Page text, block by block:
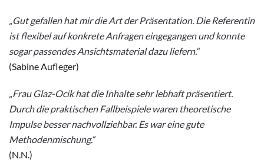
„Gut gefallen hat mir die Art der Präsentation. Die Referentin
ist flexibel auf konkrete Anfragen eingegangen und konnte
sogar passendes Ansichtsmaterial dazu liefern.“
(Sabine Aufleger)
„Frau Glaz-Ocik hat die Inhalte sehr lebhaft präsentiert.
Durch die praktischen Fallbeispiele waren theoretische
Impulse besser nachvollziehbar. Es war eine gute
Methodenmischung.“
(N.N.)